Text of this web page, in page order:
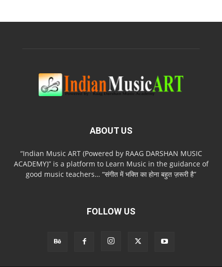
ABOUT US
“Indian Music ART (Powered by RAAG DARSHAN MUSIC
ACADEMY)” is a platform to Learn Music in the guidance of
good music teachers… “संगीत में भक्ति का होना बहुत ज़रूरी है”
FOLLOW US